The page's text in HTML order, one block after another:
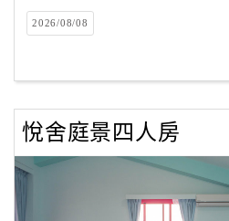
作
商
合
作
2026/08/08
悅舍庭景四人房